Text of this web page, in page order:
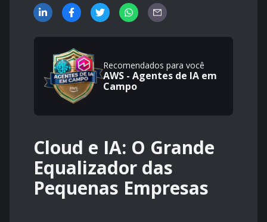
Recomendados para você
AWS - Agentes de IA em
Campo
Cloud e IA: O Grande
Equalizador das
Pequenas Empresas